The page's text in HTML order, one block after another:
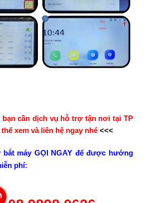
cần dịch vụ hỗ trợ tận nơi tại TP
xem và liên hệ ngay nhé<<<
máy GỌI NGAY để được hướng
phí: